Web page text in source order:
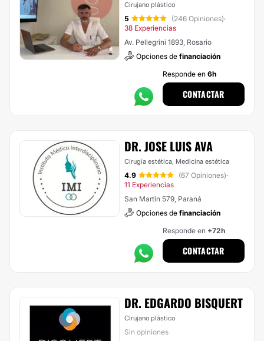
Cirujano plástico
5 (246 Opiniones)·
38 Experiencias
Av. Pellegrini 1893, Rosario
Opciones de financiación
Responde en 6h
CONTACTAR
DR. JOSE LUIS AVA
Cirugía estética, Medicina estética
4.9 (67 Opiniones)·
11 Experiencias
San Martin 579, Paraná
Opciones de financiación
Responde en +72h
CONTACTAR
DR. EDGARDO BISQUERT
Cirujano plástico
Sin opiniones